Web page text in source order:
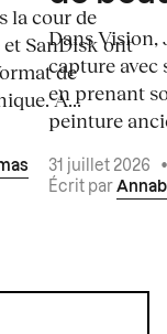
la cour de
SanDisk ont
de
À...
Dans
capture avec
en prenant
peinture
31 juillet 2026
Écrit par